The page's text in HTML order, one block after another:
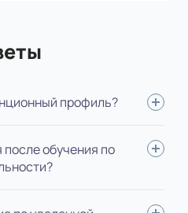
профиль?
определиться со
документы, пройти
обучения по
выдается диплом